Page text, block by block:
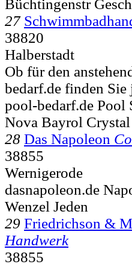
Büchtingenstr
27
38820
Halberstadt
Ob für den
bedarf.de finden
pool-bedarf.de Pool
Nova Bayrol Crystal
28 Das Napoleon
38855
Wernigerode
dasnapoleon.de
Wenzel Jeden
29 Friedrichson &
Handwerk
38855